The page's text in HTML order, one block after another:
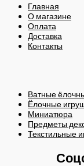
Главная
О магазине
Оплата
Доставка
Контакты
Ватные
Ёлочные
Миниатюра
Предметы
Текстильные